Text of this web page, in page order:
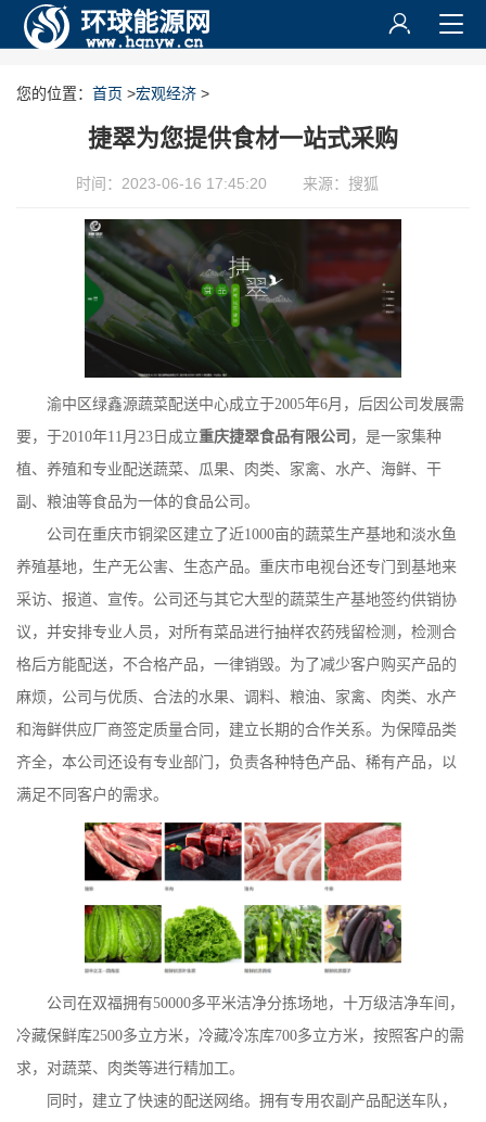
您的位置： 首页 >宏观经济 >
捷翠为您提供食材一站式采购
时间：2023-06-16 17:45:20 来源：搜狐
渝中区绿鑫源蔬菜配送中心成立于2005年6月，后因公司发展需
要，于2010年11月23日成立重庆捷翠食品有限公司 ，是一家集种
植、养殖和专业配送蔬菜、瓜果、肉类、家禽、水产、海鲜、干
副、粮油等食品为一体的食品公司。
公司在重庆市铜梁区建立了近1000亩的蔬菜生产基地和淡水鱼
养殖基地，生产无公害、生态产品。重庆市电视台还专门到基地来
采访、报道、宣传。公司还与其它大型的蔬菜生产基地签约供销协
议，并安排专业人员，对所有菜品进行抽样农药残留检测，检测合
格后方能配送，不合格产品，一律销毁。为了减少客户购买产品的
麻烦，公司与优质、合法的水果、调料、粮油、家禽、肉类、水产
和海鲜供应厂商签定质量合同，建立长期的合作关系。为保障品类
齐全，本公司还设有专业部门，负责各种特色产品、稀有产品，以
满足不同客户的需求。
公司在双福拥有50000多平米洁净分拣场地，十万级洁净车间，
冷藏保鲜库2500多立方米，冷藏冷冻库700多立方米，按照客户的需
求，对蔬菜、肉类等进行精加工。
同时，建立了快速的配送网络。拥有专用农副产品配送车队，